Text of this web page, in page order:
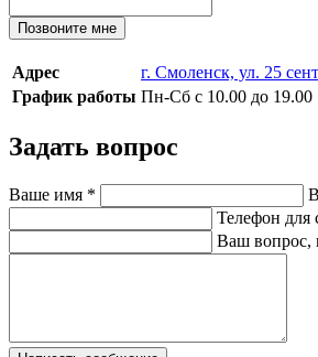
Позвоните мне
Адрес
г. Смоленск, ул. 25
График работы Пн-Сб с 10.00 до 19.00
Задать вопрос
Ваше имя *
Телефон для
Ваш вопрос,